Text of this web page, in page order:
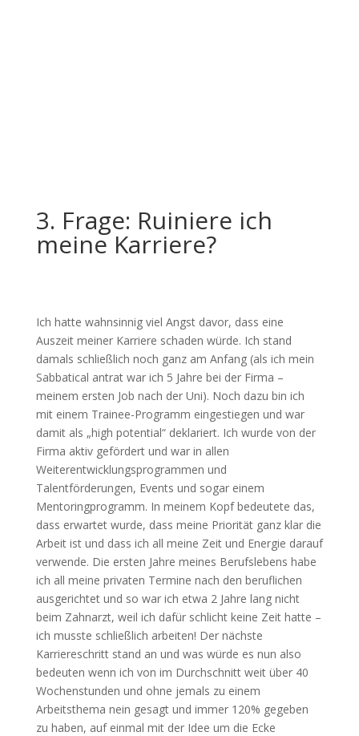
3. Frage: Ruiniere ich
meine Karriere?
Ich hatte wahnsinnig viel Angst davor, dass eine
Auszeit meiner Karriere schaden würde. Ich stand
damals schließlich noch ganz am Anfang (als ich mein
Sabbatical antrat war ich 5 Jahre bei der Firma –
meinem ersten Job nach der Uni). Noch dazu bin ich
mit einem Trainee-Programm eingestiegen und war
damit als „high potential“ deklariert. Ich wurde von der
Firma aktiv gefördert und war in allen
Weiterentwicklungsprogrammen und
Talentförderungen, Events und sogar einem
Mentoringprogramm. In meinem Kopf bedeutete das,
dass erwartet wurde, dass meine Priorität ganz klar die
Arbeit ist und dass ich all meine Zeit und Energie darauf
verwende. Die ersten Jahre meines Berufslebens habe
ich all meine privaten Termine nach den beruflichen
ausgerichtet und so war ich etwa 2 Jahre lang nicht
beim Zahnarzt, weil ich dafür schlicht keine Zeit hatte –
ich musste schließlich arbeiten! Der nächste
Karriereschritt stand an und was würde es nun also
bedeuten wenn ich von im Durchschnitt weit über 40
Wochenstunden und ohne jemals zu einem
Arbeitsthema nein gesagt und immer 120% gegeben
zu haben, auf einmal mit der Idee um die Ecke